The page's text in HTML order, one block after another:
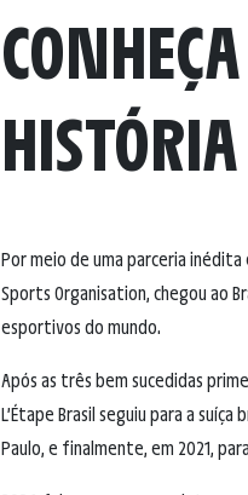
HISTÓRIA
Por meio de uma parceria inédita
Sports Organisation, chegou ao
esportivos do mundo.
Após as três bem sucedidas
L’Étape Brasil seguiu para a
Paulo, e finalmente, em 2021,